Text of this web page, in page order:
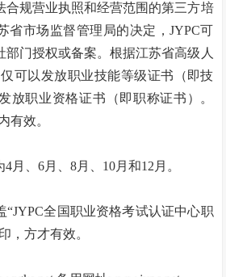
合规营业执照和经营范围的第三方培
省市场监督管理局的决定，JYPC可
部门授权或备案。根据江苏省高级人
可以发放职业技能等级证书（即技
放职业资格证书（即职称证书）。
有效。
4月、6月、8月、10月和12月。
“JYPC全国职业资格考试认证中心职
，方才有效。